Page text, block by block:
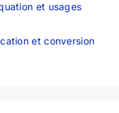
et usages
et conversion